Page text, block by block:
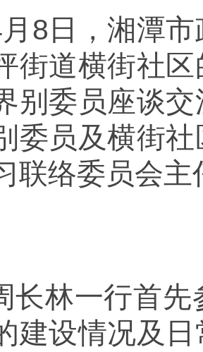
8日，湘潭
街道横街社
别委员座谈
委员及横街
联络委员会主
长林一行首
建设情况及